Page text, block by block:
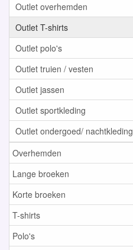
Outlet overhemden
Outlet T-shirts
Outlet polo's
Outlet truien / vesten
Outlet jassen
Outlet sportkleding
Outlet ondergoed/ nachtkleding
Overhemden
Lange broeken
Korte broeken
T-shirts
Polo's